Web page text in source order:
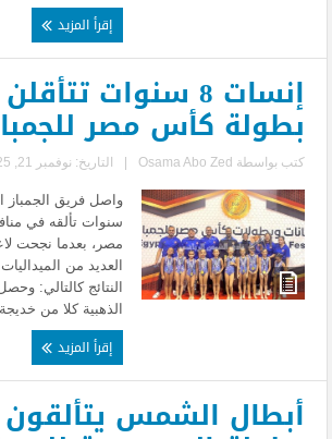
إقرأ المزيد
إنسات 8 سنوات
بطولة كأس مصر
كتب بواسطة Osama Abo Zed التاريخ: نوفمبر 21, 2025
سنوات تألقه في
مصر، بعدما نجحت
العديد من
النتائج كالتالي:
الذهبية كلا من
إقرأ المزيد
أبطال الشمس